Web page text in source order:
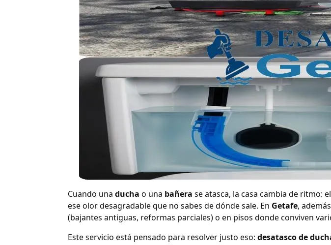
Cuando una ducha o una bañera se atasca, la casa cambia de ritmo:
ese olor desagradable que no sabes de dónde sale. En Getafe,
(bajantes antiguas, reformas parciales) o en pisos donde conviven
Este servicio está pensado para resolver justo eso: desatasco de